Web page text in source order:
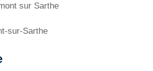
sur Sarthe
sur-Sarthe